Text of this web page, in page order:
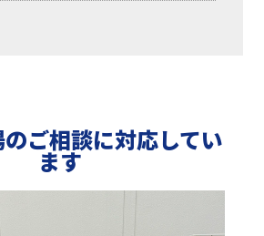
ご相談に対応してい
ます